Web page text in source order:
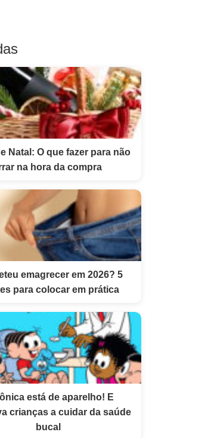
Natal: O que fazer para não
na hora da compra
emagrecer em 2026? 5
para colocar em prática
está de aparelho! E
crianças a cuidar da saúde
bucal